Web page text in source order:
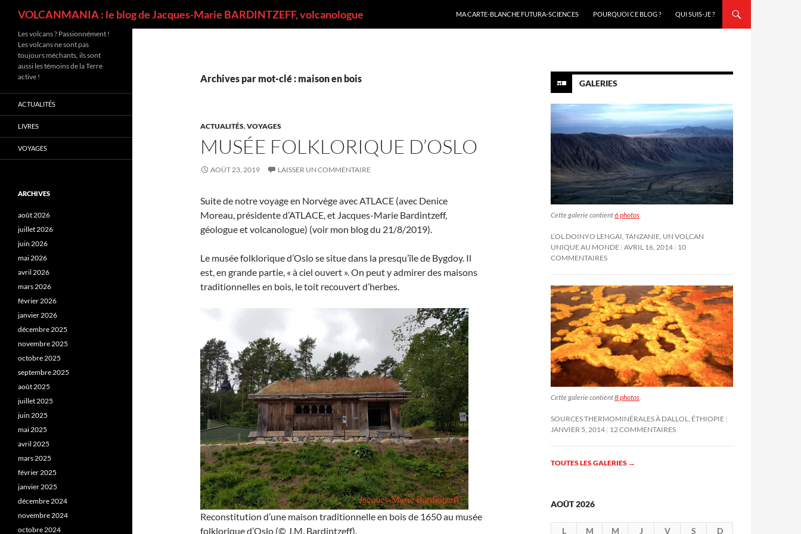
VOLCANMANIA : le blog de Jacques-Marie BARDINTZEFF, volcanologue
MA CARTE-BLANCHE FUTURA-SCIENCES
POURQUOI CE BLOG ? QUI SUIS-JE ?
Archives par mot-clé : maison en bois
ACTUALITÉS,VOYAGES
MUSÉE FOLKLORIQUE D’OSLO
AOÛT 23, 2019 LAISSER UN COMMENTAIRE
Suite de notre voyage en Norvège avec ATLACE (avec Denice
Moreau, présidente d’ATLACE, et Jacques-Marie Bardintzeff,
géologue et volcanologue) (voir mon blog du 21/8/2019).
Le musée folklorique d’Oslo se situe dans la presqu’île de Bygdoy. Il
est, en grande partie, « à ciel ouvert ». On peut y admirer des maisons
traditionnelles en bois, le toit recouvert d’herbes.
Reconstitution d’une maison traditionnelle en bois de 1650 au musée
folklorique d’Oslo (© J.M. Bardintzeff).
GALERIES
Cette galerie contient6 photos.
L’OL DOINYO LENGAI, TANZANIE, UN VOLCAN
UNIQUE AU MONDE AVRIL 16, 2014 10
COMMENTAIRES
Cette galerie contient8 photos
SOURCES THERMOMINÉRALES À DALLOL, ÉTHIOPIE
JANVIER 5, 2014 12 COMMENTAIRES
TOUTES LES GALERIES →
AOÛT 2026
L M M J V S
D
Les volcans ? Passionnément !
Les volcans ne sont pas
toujours méchants, ils sont
aussi les témoins de la Terre
active !
ACTUALITÉS
LIVRES
VOYAGES
ARCHIVES
août 2026
juillet 2026
juin 2026
mai 2026
avril 2026
mars 2026
février 2026
janvier 2026
décembre 2025
novembre 2025
octobre 2025
septembre 2025
août 2025
juillet 2025
juin 2025
mai 2025
avril 2025
mars 2025
février 2025
janvier 2025
décembre 2024
novembre 2024
octobre 2024